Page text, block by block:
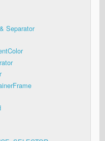
Separator